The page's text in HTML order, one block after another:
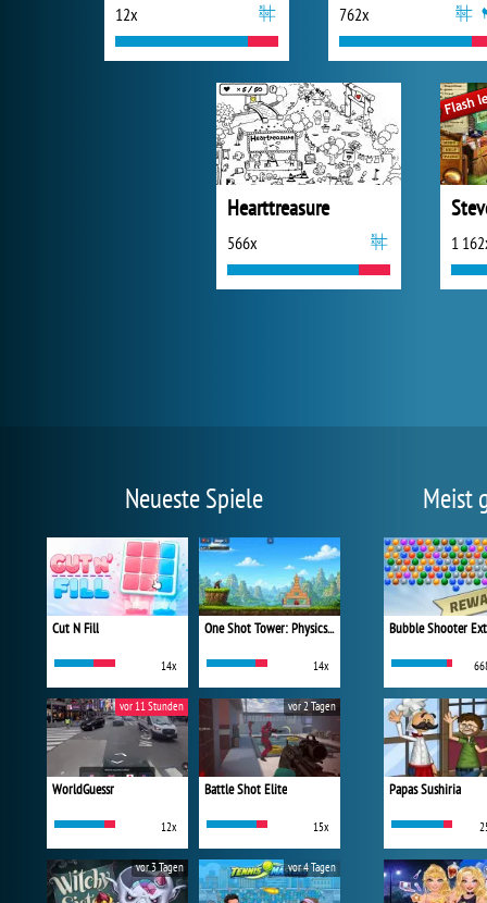
12x 762x
Hearttreasure
566x 1
Neueste Spiele
Cut N Fill
14x
One Shot Tower: Physics Destroyer
14x
WorldGuessr
12x
vor 11 Stunden
Battle Shot Elite
15x
vor 2 Tagen
vor 3 Tagen vor 4 Tagen
Meist
Bubble Shooter
Papas Sushiria